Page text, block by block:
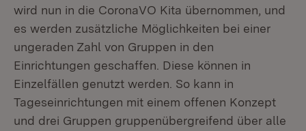
wird nun in die CoronaVO Kita übernommen, und
es werden zusätzliche Möglichkeiten bei einer
ungeraden Zahl von Gruppen in den
Einrichtungen geschaffen. Diese können in
Einzelfällen genutzt werden. So kann in
Tageseinrichtungen mit einem offenen Konzept
und drei Gruppen gruppenübergreifend über alle